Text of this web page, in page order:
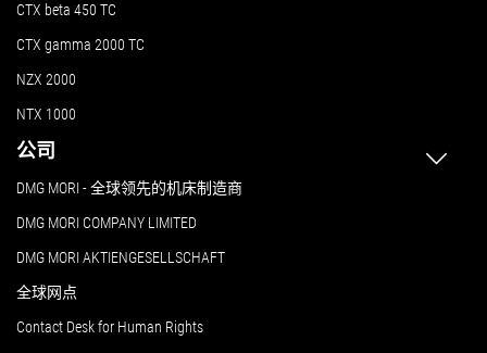
CTX beta 450 TC
CTX gamma 2000 TC
NZX 2000
NTX 1000
公司
DMG MORI - 全球领先的机床制造商
DMG MORI COMPANY LIMITED
DMG MORI AKTIENGESELLSCHAFT
全球网点
Contact Desk for Human Rights